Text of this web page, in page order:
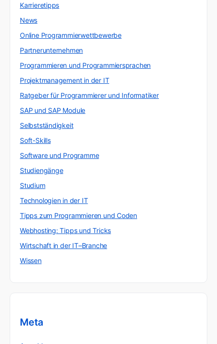
Karrieretipps
News
Online Programmierwettbewerbe
Partnerunternehmen
Programmieren und Programmiersprachen
Projektmanagement in der IT
Ratgeber für Programmierer und Informatiker
SAP und SAP Module
Selbstständigkeit
Soft-Skills
Software und Programme
Studiengänge
Studium
Technologien in der IT
Tipps zum Programmieren und Coden
Webhosting: Tipps und Tricks
Wirtschaft in der IT–Branche
Wissen
Meta